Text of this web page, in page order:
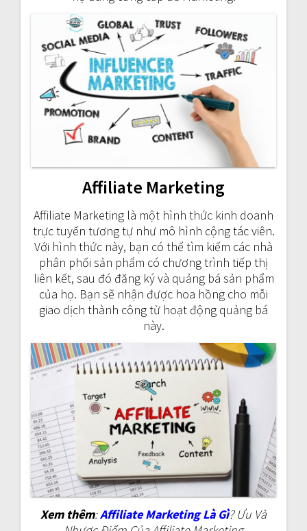
Affiliate Marketing
Affiliate Marketing là một hình thức kinh doanh
trực tuyến tương tự như mô hình cộng tác viên.
Với hình thức này, bạn có thể tìm kiếm các nhà
phân phối sản phẩm có chương trình tiếp thị
liên kết, sau đó đăng ký và quảng bá sản phẩm
của họ. Bạn sẽ nhận được hoa hồng cho mỗi
giao dịch thành công từ hoạt động quảng bá
này.
Xem thêm:Affiliate Marketing Là Gì? Ưu Và